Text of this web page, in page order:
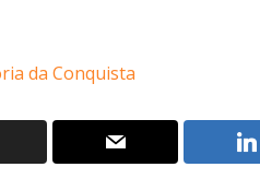
da Conquista